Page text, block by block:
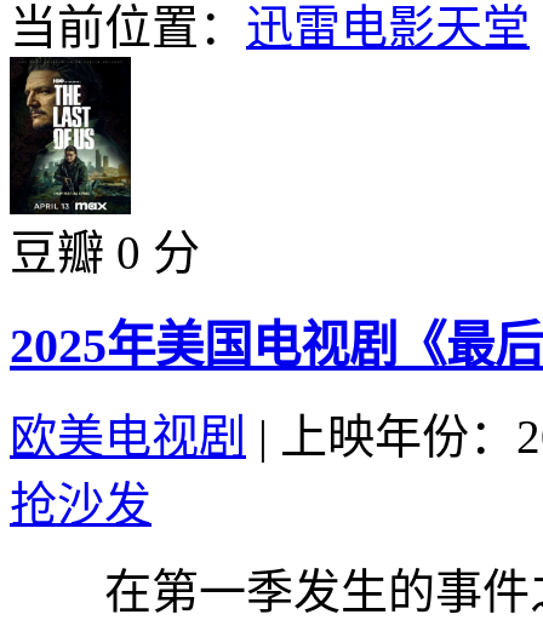
当前位置： 迅雷电影天堂
豆瓣 0 分
2025年美国电视剧《最
欧美电视剧 |
上映年份：
抢沙发
在第一季发生的事件